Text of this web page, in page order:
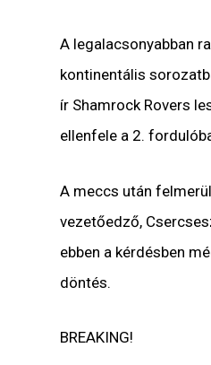
A legalacsonyabban
kontinentális
ír Shamrock Rovers
ellenfele a 2.
A meccs után
vezetőedző,
ebben a kérdésben
döntés.
BREAKING!